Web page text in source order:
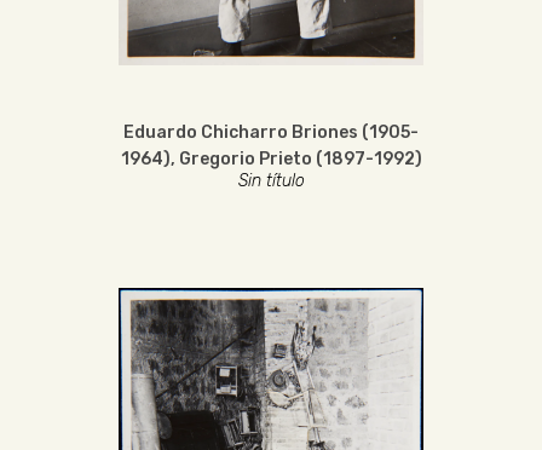
Eduardo Chicharro Briones (1905-
1964), Gregorio Prieto (1897-1992)
Sin título